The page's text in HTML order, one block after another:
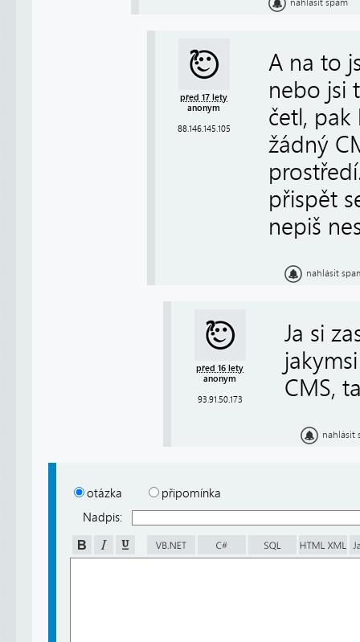
před 17 lety
anonym
88.146.145.105
A na to
nebo jsi
četl, pak
žádný
přispět
nepiš
nahlásit
před 16 lety
anonym
93.91.50.173
Ja si
CMS,
nahlásit
otázka
připomínka
Nadpis: